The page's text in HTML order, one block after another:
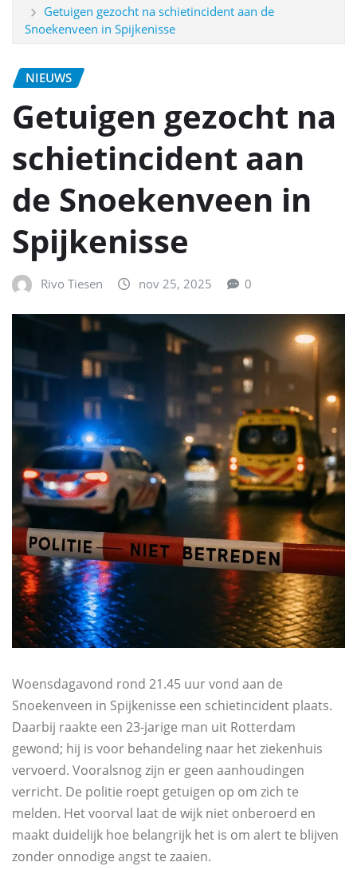
Getuigen gezocht na schietincident aan de
Snoekenveen in Spijkenisse
NIEUWS
Getuigen gezocht na
schietincident aan
de Snoekenveen in
Spijkenisse
Rivo Tiesen nov 25, 2025 0
Woensdagavond rond 21.45 uur vond aan de
Snoekenveen in Spijkenisse een schietincident plaats.
Daarbij raakte een 23-jarige man uit Rotterdam
gewond; hij is voor behandeling naar het ziekenhuis
vervoerd. Vooralsnog zijn er geen aanhoudingen
verricht. De politie roept getuigen op om zich te
melden. Het voorval laat de wijk niet onberoerd en
maakt duidelijk hoe belangrijk het is om alert te blijven
zonder onnodige angst te zaaien.